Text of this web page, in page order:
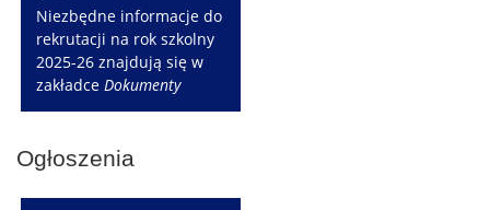
Niezbędne informacje do
rekrutacji na rok szkolny
2025-26 znajdują się w
zakładceDokumenty
Ogłoszenia